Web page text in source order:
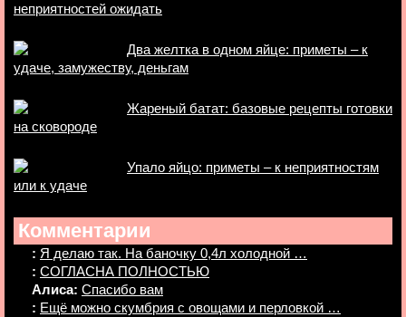
неприятностей ожидать
Два желтка в одном яйце: приметы – к
удаче, замужеству, деньгам
Жареный батат: базовые рецепты готовки
на сковороде
Упало яйцо: приметы – к неприятностям
или к удаче
Комментарии
: Я делаю так. На баночку 0,4л холодной …
: СОГЛАСНА ПОЛНОСТЬЮ
Алиса: Спасибо вам
: Ещё можно скумбрия с овощами и перловкой …